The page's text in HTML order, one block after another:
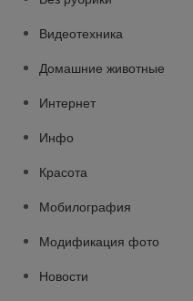
Видеотехника
Домашние животные
Интернет
Инфо
Красота
Мобилография
Модификация фото
Новости